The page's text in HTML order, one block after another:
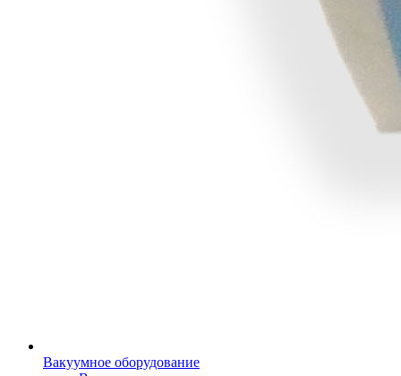
Вакуумное оборудование